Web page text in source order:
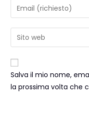
Salva il mio nome,
la prossima volta che